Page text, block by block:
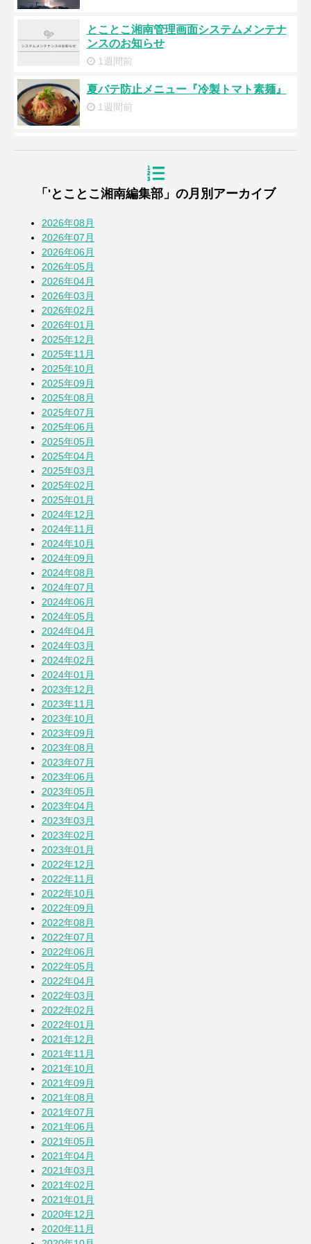
とことこ湘南管理画面システムメンテナ
ンスのお知らせ
1週間前
夏バテ防止メニュー『冷製トマト素麺』
1週間前
『道の駅湘南ちがさき』周年祭
【とことこblog】第108回全国高校野球選
手権 神奈川大会
七夕2026
蚕(かいこ)が繭になるまでの授業
そら豆
「おばさん」は何歳まで？
「'とことこ湘南編集部」の月別アーカイブ
2026年08月
2026年07月
2026年06月
2026年05月
2026年04月
2026年03月
2026年02月
2026年01月
2025年12月
2025年11月
2025年10月
2025年09月
2025年08月
2025年07月
2025年06月
2025年05月
2025年04月
2025年03月
2025年02月
2025年01月
2024年12月
2024年11月
2024年10月
2024年09月
2024年08月
2024年07月
2024年06月
2024年05月
2024年04月
2024年03月
2024年02月
2024年01月
2023年12月
2023年11月
2023年10月
2023年09月
2023年08月
2023年07月
2023年06月
2023年05月
2023年04月
2023年03月
2023年02月
2023年01月
2022年12月
2022年11月
2022年10月
2022年09月
2022年08月
2022年07月
2022年06月
2022年05月
2022年04月
2022年03月
2022年02月
2022年01月
2021年12月
2021年11月
2021年10月
2021年09月
2021年08月
2021年07月
2021年06月
2021年05月
2021年04月
2021年03月
2021年02月
2021年01月
2020年12月
2020年11月